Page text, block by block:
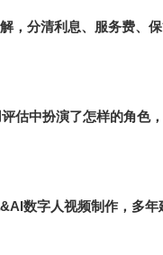
，分清利息、服务费、保
估中扮演了怎样的角色
数字人视频制作，多年